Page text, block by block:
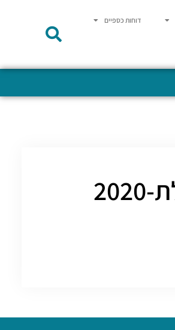
דוחות כספיים